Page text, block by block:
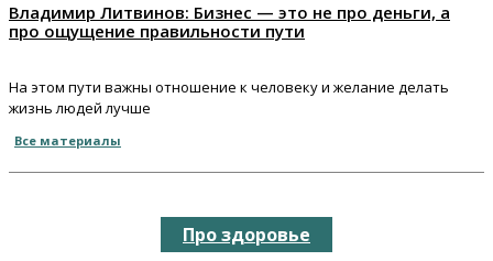
Владимир Литвинов: Бизнес — это не про деньги, а
про ощущение правильности пути
На этом пути важны отношение к человеку и желание делать
жизнь людей лучше
Все материалы
Про здоровье